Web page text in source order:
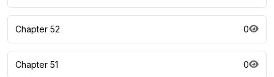
Chapter 52 0
Chapter 51 0